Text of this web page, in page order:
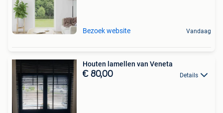
Bezoek website Vandaag
Houten lamellen van Veneta
€ 80,00 Details